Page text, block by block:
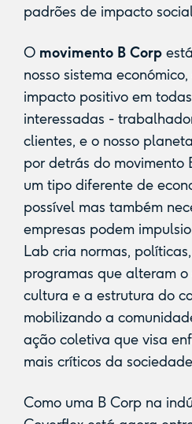
padrões de impacto
O movimento B Corp
nosso sistema
impacto positivo em
interessadas -
clientes, e o nosso
por detrás do movimento
um tipo diferente de
possível mas também
empresas podem
Lab cria normas,
programas que alteram
cultura e a estrutura do
mobilizando a
ação coletiva que visa
mais críticos da
Como uma B Corp na